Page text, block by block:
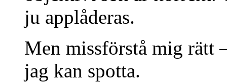
ju applåderas.
Men missförstå mig rätt
jag kan spotta.